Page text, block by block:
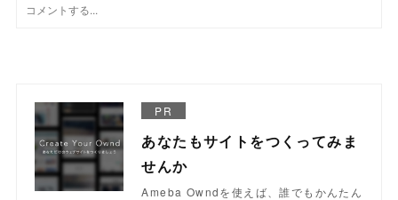
PR
あなたもサイトをつくってみま
せんか
Ameba Owndを使えば、誰でもかんたん